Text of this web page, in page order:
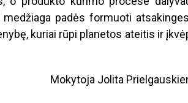
padės formuoti
kuriai rūpi planetos ateitis ir
Mokytoja Jolita